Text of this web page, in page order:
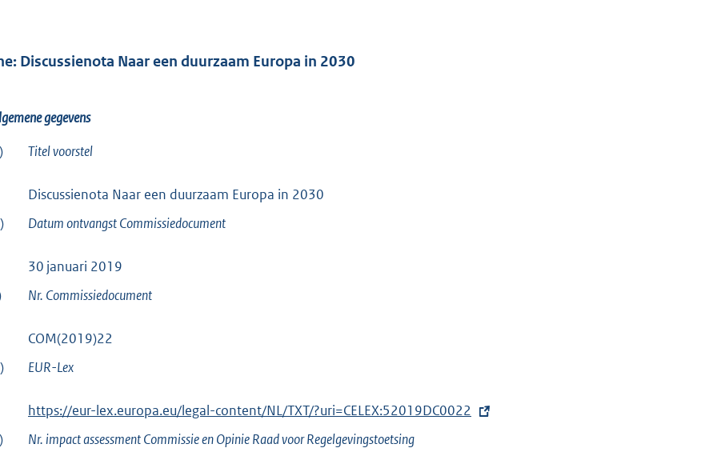
Discussienota Naar een duurzaam Europa in 2030
gegevens
Titel voorstel
Discussienota Naar een duurzaam Europa in 2030
Datum ontvangst Commissiedocument
30 januari 2019
Nr. Commissiedocument
COM(2019)22
EUR-Lex
E
x
https://eur-lex.europa.eu/legal-content/NL/TXT/?uri=CELEX:52019DC0022
Nr. impact assessment Commissie en Opinie Raad voor Regelgevingstoetsing